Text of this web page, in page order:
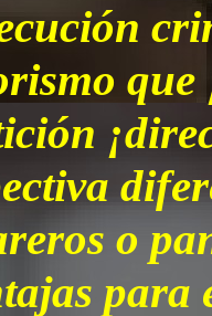
que
o
para